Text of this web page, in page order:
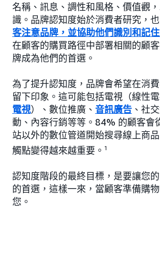
名稱、訊息、調性和風格、價值觀
識。品牌認知度始於消費者研究，也
客注意品牌，並協助他們識別和記
在顧客的購買路徑中部署相關的顧
牌成為他們的首選。
為了提升認知度，品牌會希望在消
留下印象。這可能包括電視（線性
電視）、數位推廣、 音訊廣告 、社
動、內容行銷等等。84% 的顧客會
站以外的數位管道開始搜尋線上商
觸點變得越來越重要。 1
認知度階段的最終目標，是要讓您
的首選，這樣一來，當顧客準備購
您。